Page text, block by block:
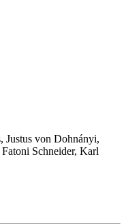
Justus von Dohnányi,
Schneider, Karl